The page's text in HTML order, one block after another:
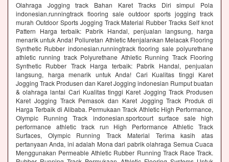
Olahraga Jogging track Bahan Karet Tracks Diri simpul Pola
indonesian.runningtrack flooring sale outdoor sports jogging track
murah Outdoor Sports Jogging Track Material Rubber Tracks Self knot
Pattern Harga terbaik: Pabrik Handal, penjualan langsung, harga
menarik untuk Anda! Poliuretan Athletic Menjalankan Melacak Flooring
Synthetic Rubber indonesian.runningtrack flooring sale polyurethane
athletic running track Polyurethane Athletic Running Track Flooring
Synthetic Rubber Track Harga terbaik: Pabrik Handal, penjualan
langsung, harga menarik untuk Anda! Cari Kualitas tinggi Karet
Jogging Track Produsen dan Karet Jogging indonesian Rumput buatan
& olahraga lantai Cari Kualitas tinggi Karet Jogging Track Produsen
Karet Jogging Track Pemasok dan Karet Jogging Track Produk di
Harga Terbaik di Alibaba. Permukaan Track Athletic High Performance,
Olympic Running Track indonesian.sportcourt surface sale high
performance athletic track run High Performance Athletic Track
Surfaces, Olympic Running Track Material Terima kasih atas
pertanyaan Anda, ini adalah Mona dari pabrik olahraga Semua Cuaca
Menggunakan Permeable Athletic Rubber Running Track Race Track.